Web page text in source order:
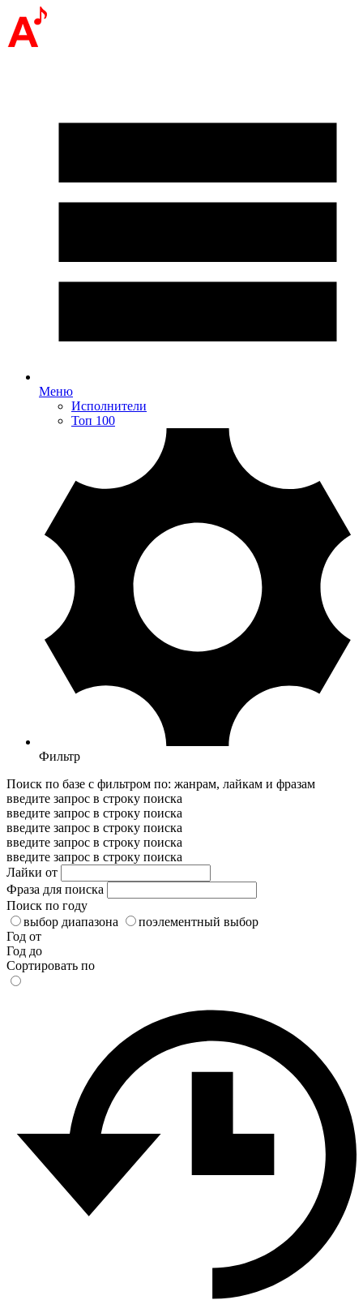
Меню
Исполнители
Топ 100
Фильтр
Поиск по базе с фильтром по: жанрам, лайкам и фразам
введите запрос в строку поиска
введите запрос в строку поиска
введите запрос в строку поиска
введите запрос в строку поиска
введите запрос в строку поиска
Лайки от
Фраза для поиска
Поиск по году
выбор диапазона
поэлементный выбор
Год от
Год до
Сортировать по